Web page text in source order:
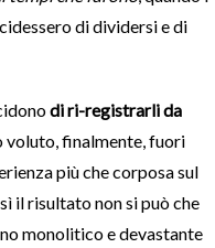
di dividersi e di
di ri-registrarli da
voluto, finalmente, fuori
più che corposa sul
il risultato non si può che
monolitico e devastante